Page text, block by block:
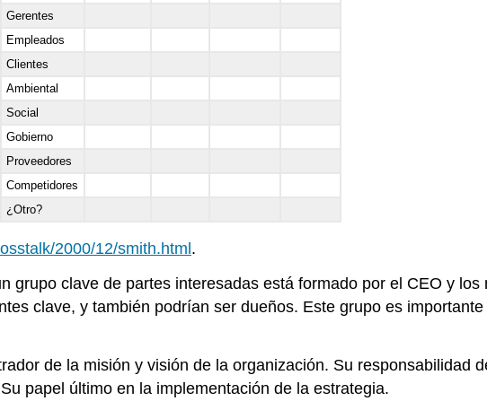
Gerentes
Empleados
Clientes
Ambiental
Social
Gobierno
Proveedores
Competidores
¿Otro?
2000/12/smith.html .
grupo clave de partes interesadas está formado por el CEO y los
clave, y también podrían ser dueños. Este grupo es
de la misión y visión de la organización. Su responsabilidad
papel último en la implementación de la estrategia.